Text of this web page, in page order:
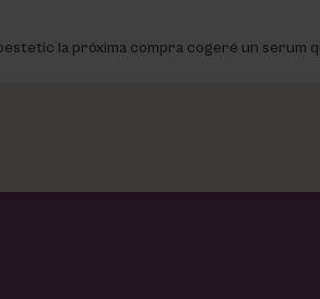
la próxima compra cogeré un serum